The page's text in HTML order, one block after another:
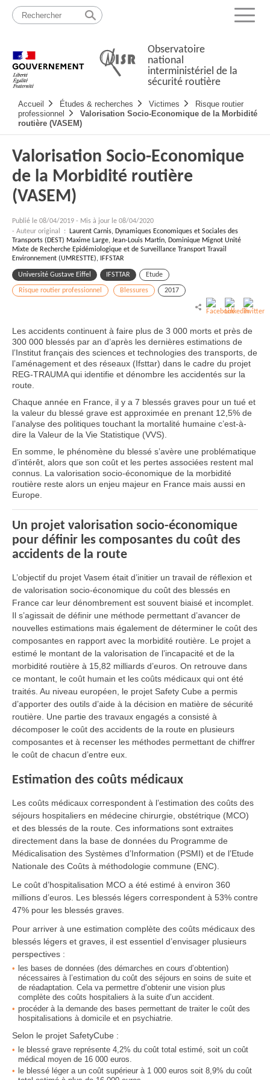
Passer
contenu
Menu
Observatoire
national
interministériel de la
sécurité routière
principale
Accueil Études & recherches Victimes
Risque routier
professionnel
Valorisation Socio-Economique de la Morbidité
routière (VASEM)
Valorisation Socio-Economique
de la Morbidité routière
(VASEM)
Publié le 08/04/2019 - Mis à jour le 08/04/2020
- Auteur original : Laurent Carnis, Dynamiques Economiques et Sociales des
Transports (DEST) Maxime Large, Jean-Louis Martin, Dominique Mignot Unité
Mixte de Recherche Epidémiologique et de Surveillance Transport Travail
Environnement (UMRESTTE), IFFSTAR
Université Gustave Eiffel IFSTTAR Etude
Risque routier professionnel Blessures 2017
Les accidents continuent à faire plus de 3 000 morts et près de
300 000 blessés par an d’après les dernières estimations de
l’Institut français des sciences et technologies des transports, de
l’aménagement et des réseaux (Ifsttar) dans le cadre du projet
REG-TRAUMA qui identifie et dénombre les accidentés sur la
route.
Chaque année en France, il y a 7 blessés graves pour un tué et
la valeur du blessé grave est approximée en prenant 12,5% de
l’analyse des politiques touchant la mortalité humaine c’est-à-
dire la Valeur de la Vie Statistique (VVS).
En somme, le phénomène du blessé s’avère une problématique
d’intérêt, alors que son coût et les pertes associées restent mal
connus. La valorisation socio-économique de la morbidité
routière reste alors un enjeu majeur en France mais aussi en
Europe.
Un projet valorisation socio-économique
pour définir les composantes du coût des
accidents de la route
L’objectif du projet Vasem était d’initier un travail de réflexion et
de valorisation socio-économique du coût des blessés en
France car leur dénombrement est souvent biaisé et incomplet.
Il s’agissait de définir une méthode permettant d’avancer de
nouvelles estimations mais également de déterminer le coût des
composantes en rapport avec la morbidité routière. Le projet a
estimé le montant de la valorisation de l’incapacité et de la
morbidité routière à 15,82 milliards d’euros. On retrouve dans
ce montant, le coût humain et les coûts médicaux qui ont été
traités. Au niveau européen, le projet Safety Cube a permis
d’apporter des outils d’aide à la décision en matière de sécurité
routière. Une partie des travaux engagés a consisté à
décomposer le coût des accidents de la route en plusieurs
composantes et à recenser les méthodes permettant de chiffrer
le coût de chacun d’entre eux.
Estimation des coûts médicaux
Les coûts médicaux correspondent à l’estimation des coûts des
séjours hospitaliers en médecine chirurgie, obstétrique (MCO)
et des blessés de la route. Ces informations sont extraites
directement dans la base de données du Programme de
Médicalisation des Systèmes d’Information (PSMI) et de l’Etude
Nationale des Coûts à méthodologie commune (ENC).
Le coût d’hospitalisation MCO a été estimé à environ 360
millions d’euros. Les blessés légers correspondent à 53% contre
47% pour les blessés graves.
Pour arriver à une estimation complète des coûts médicaux des
blessés légers et graves, il est essentiel d’envisager plusieurs
perspectives :
les bases de données (des démarches en cours d’obtention)
nécessaires à l’estimation du coût des séjours en soins de suite et
de réadaptation. Cela va permettre d’obtenir une vision plus
complète des coûts hospitaliers à la suite d’un accident.
procéder à la demande des bases permettant de traiter le coût des
hospitalisations à domicile et en psychiatrie.
Selon le projet SafetyCube :
le blessé grave représente 4,2% du coût total estimé, soit un coût
médical moyen de 16 000 euros.
le blessé léger a un coût supérieur à 1 000 euros soit 8,9% du coût